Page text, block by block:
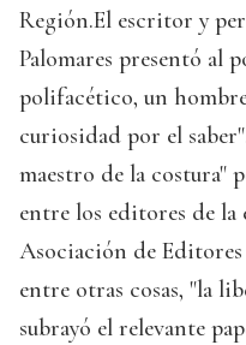
Región.El escritor y
Palomares presentó al
polifacético, un
curiosidad por el
maestro de la costura"
entre los editores de
Asociación de Editores
entre otras cosas, "la
subrayó el relevante